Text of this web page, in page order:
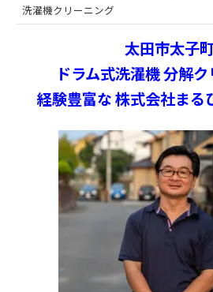
洗濯機クリーニング
太田市太子
ドラム式洗濯機 分解
経験豊富な 株式会社まる